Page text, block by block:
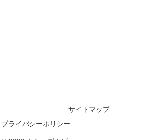
サイトマップ
プライバシーポリシー